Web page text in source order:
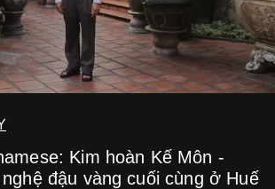
Kim hoàn Kế Môn -
đậu vàng cuối cùng ở Huế